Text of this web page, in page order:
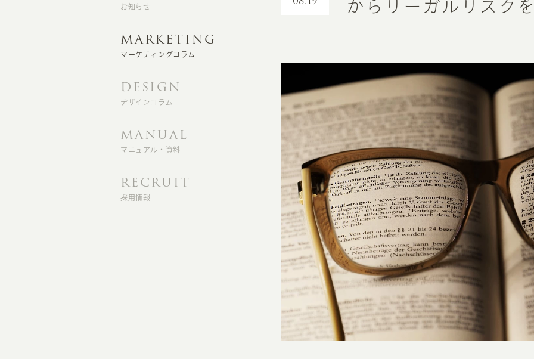
お知らせ
MARKETING
マーケティングコラム
DESIGN
デザインコラム
MANUAL
マニュアル・資料
RECRUIT
採用情報
からリーガルリスク